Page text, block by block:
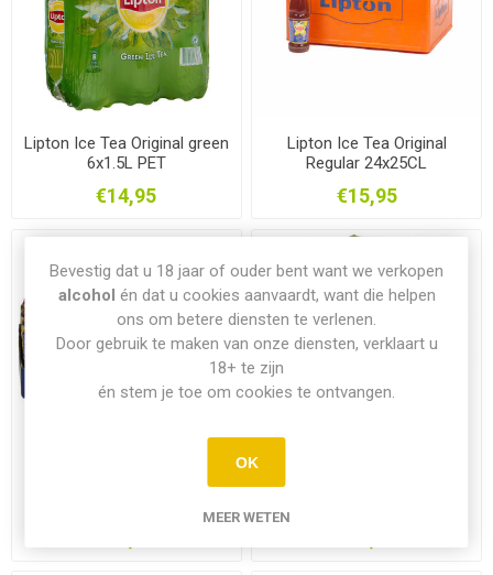
Lipton Ice Tea Original green
6x1.5L PET
€14,95
Lipton Ice Tea Original
Regular 24x25CL
€15,95
Bevestig dat u 18 jaar of ouder bent want we verkopen
alcohol én dat u cookies aanvaardt, want die helpen
ons om betere diensten te verlenen.
Door gebruik te maken van onze diensten, verklaart u
18+ te zijn
én stem je toe om cookies te ontvangen.
OK
MEER WETEN